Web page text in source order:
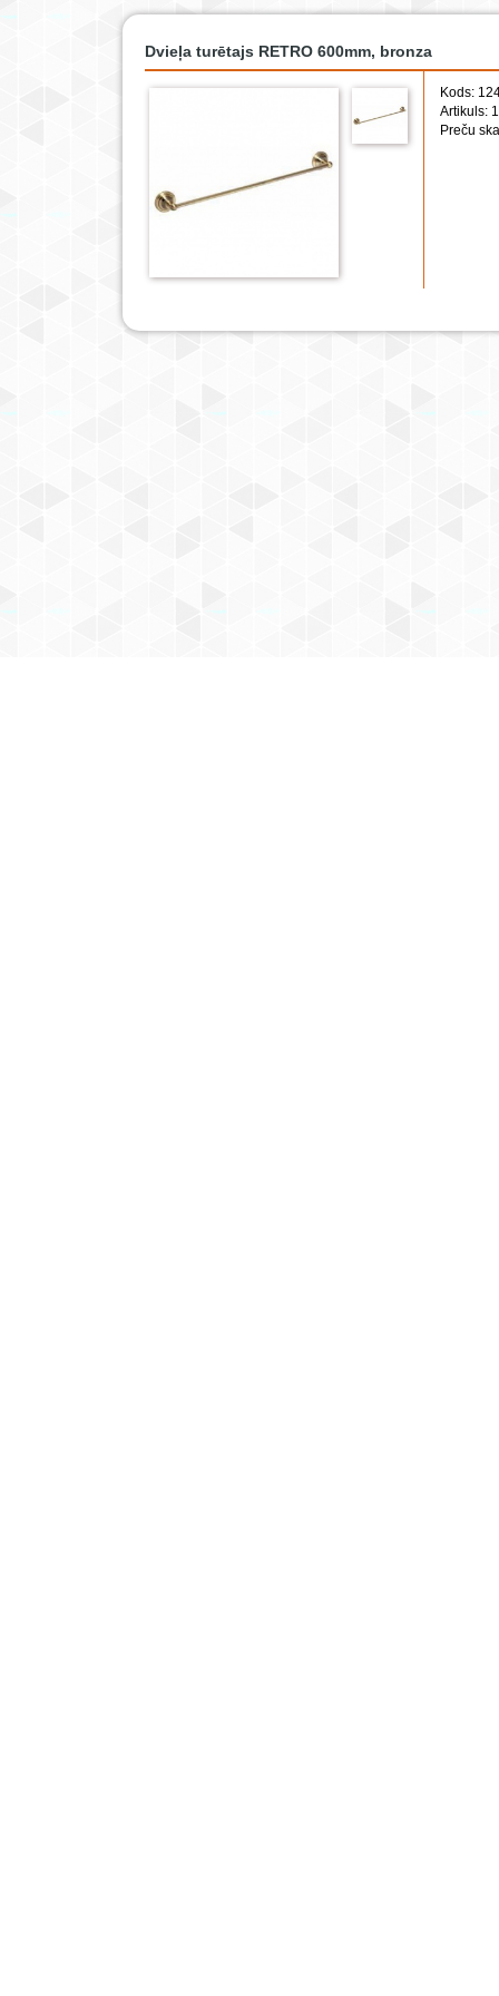
Dvieļa turētajs RETRO 600mm, bronza
Kods:
Artikuls:
Preču